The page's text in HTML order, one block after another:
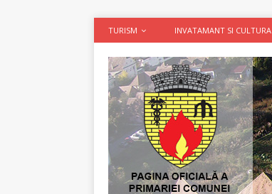
TURISM INVATAMANT SI CULTURA